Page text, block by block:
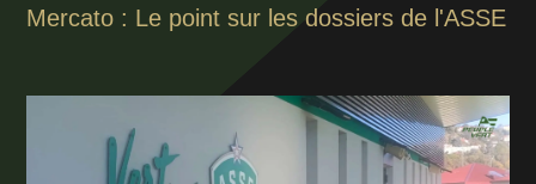
Mercato : Le point sur les dossiers de l'ASSE